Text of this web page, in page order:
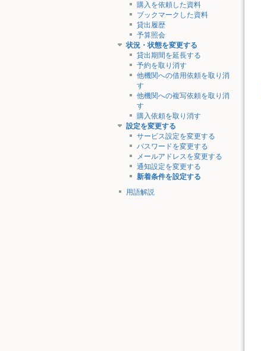
購入を依頼した資料
ブックマークした資料
貸出履歴
予算照会
状況・状態を変更する
貸出期間を延長する
予約を取り消す
他機関への借用依頼を取り消
す
他機関への複写依頼を取り消
す
購入依頼を取り消す
設定を変更する
サービス設定を変更する
パスワードを変更する
メールアドレスを変更する
通知設定を変更する
新着条件を設定する
用語解説